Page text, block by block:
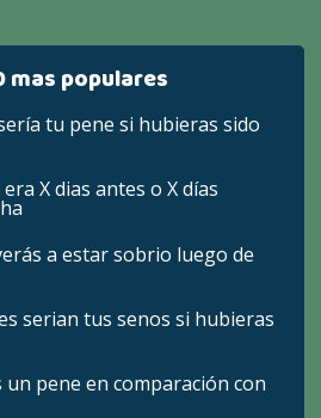
mas populares
tu pene si hubieras sido
X dias antes o X días
a estar sobrio luego de
serian tus senos si hubieras
un pene en comparación con